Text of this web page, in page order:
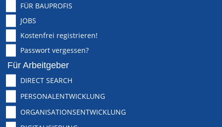
FÜR BAUPROFIS
JOBS
Kostenfrei registrieren!
Passwort vergessen?
Für Arbeitgeber
DIRECT SEARCH
PERSONALENTWICKLUNG
ORGANISATIONSENTWICKLUNG